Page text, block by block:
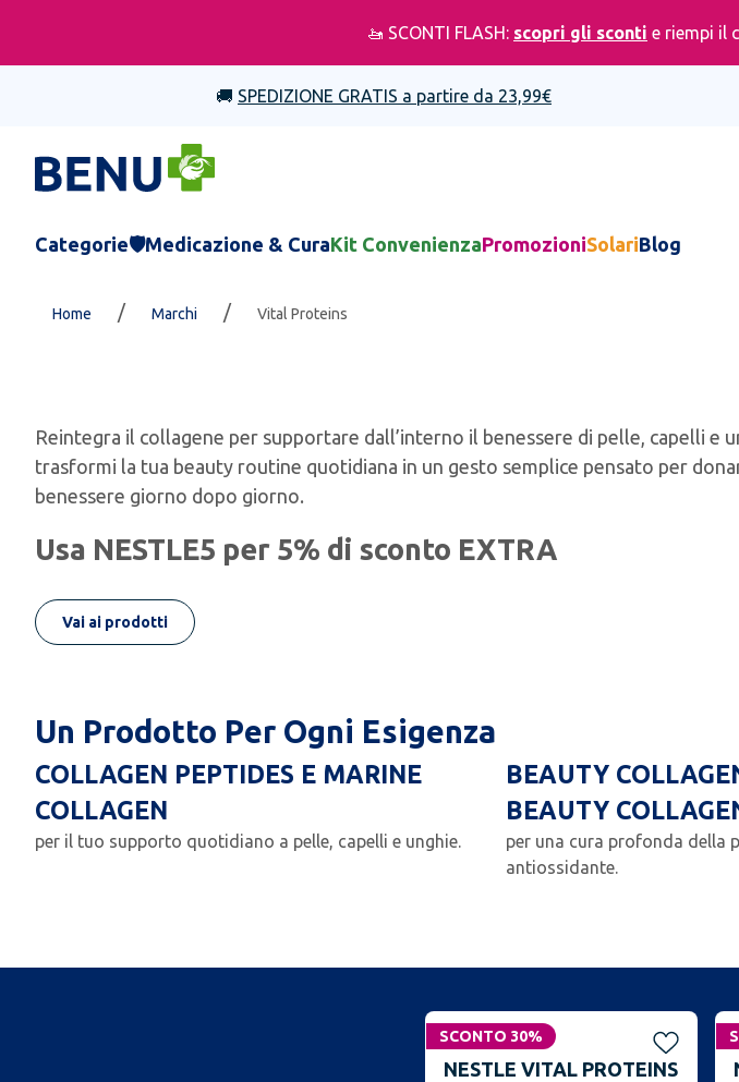
🚤 SCONTI FLASH: scopri gli sconti e riempi il
🚚 SPEDIZIONE GRATIS a partire da 23,99€
Categorie🛡️Medicazione & CuraKit ConvenienzaPromozioniSolariBlog
Home / Marchi / Vital Proteins
Reintegra il collagene per supportare dall’interno il benessere di pelle, capelli e
trasformi la tua beauty routine quotidiana in un gesto semplice pensato per
benessere giorno dopo giorno.
Usa NESTLE5 per 5% di sconto EXTRA
Vai ai prodotti
Un Prodotto Per Ogni Esigenza
COLLAGEN PEPTIDES E MARINE
COLLAGEN
per il tuo supporto quotidiano a pelle, capelli e unghie.
BEAUTY
BEAUTY
per una cura profonda della
antiossidante.
SCONTO 30%
NESTLE VITAL PROTEINS